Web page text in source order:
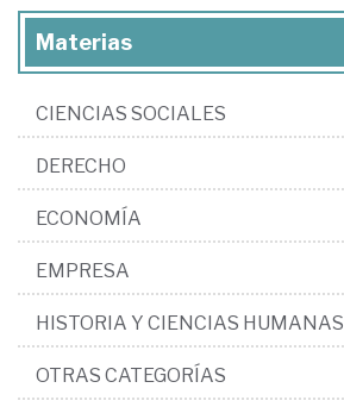
Materias
CIENCIAS SOCIALES
DERECHO
ECONOMÍA
EMPRESA
HISTORIA Y CIENCIAS HUMANAS
OTRAS CATEGORÍAS